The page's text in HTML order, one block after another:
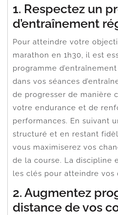
1. Respectez un
d’entraînement
Pour atteindre votre
marathon en 1h30, il est
programme
dans vos séances
de progresser de manière
votre endurance et de
performances. En suivant
structuré et en restant
vous maximiserez vos
de la course. La discipline
les clés pour atteindre vos
2. Augmentez
distance de vos